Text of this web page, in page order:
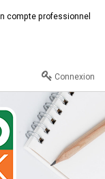
compte professionnel
Connexion